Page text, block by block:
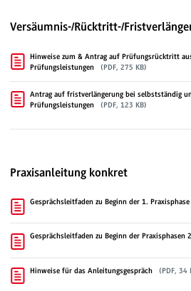
Versäumnis-/Rücktritt-/
Hinweise zum & Antrag auf Prüfungsrücktritt
Prüfungsleistungen
(PDF, 275 KB)
Antrag auf fristverlängerung bei selbstständig
Prüfungsleistungen
(PDF, 123 KB)
Praxisanleitung konkret
Gesprächsleitfaden zu Beginn der 1. Praxisphase
Gesprächsleitfaden zu Beginn der Praxisphasen
Hinweise für das Anleitungsgespräch (PDF, 34